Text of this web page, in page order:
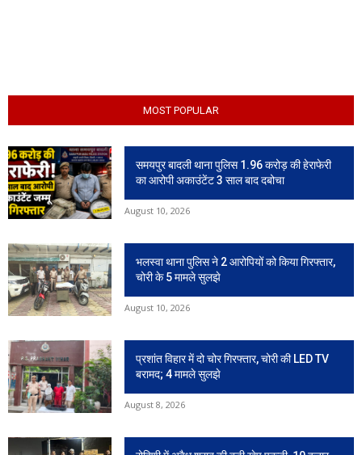
MOST POPULAR
समयपुर बादली थाना पुलिस 1.96 करोड़ की हेराफेरी
का आरोपी अकाउंटेंट 3 साल बाद दबोचा
August 10, 2026
भलस्वा थाना पुलिस ने 2 आरोपियों को किया गिरफ्तार,
चोरी के 5 मामले सुलझे
August 10, 2026
प्रशांत विहार में दो चोर गिरफ्तार, चोरी की LED TV
बरामद; 4 मामले सुलझे
August 8, 2026